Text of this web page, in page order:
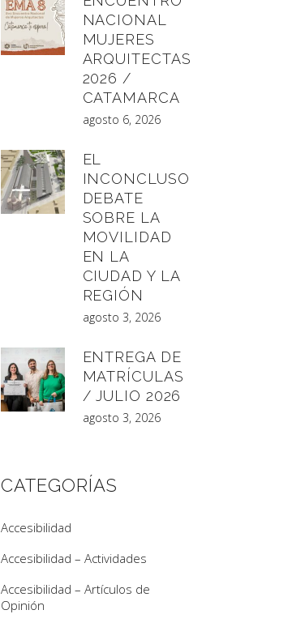
NACIONAL
MUJERES
ARQUITECTAS
2026 /
CATAMARCA
agosto 6, 2026
EL
INCONCLUSO
DEBATE
SOBRE LA
MOVILIDAD
EN LA
CIUDAD Y LA
REGIÓN
agosto 3, 2026
ENTREGA DE
MATRÍCULAS
/ JULIO 2026
agosto 3, 2026
CATEGORÍAS
Accesibilidad
Accesibilidad – Actividades
Accesibilidad – Artículos de
Opinión